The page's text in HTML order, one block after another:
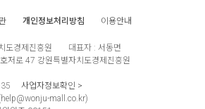
개인정보처리방침 이용안내
도경제진흥원 대표자 : 서동면
저로 47 강원특별자치도경제진흥원
사업자정보확인
help@wonju-mall.co.kr)